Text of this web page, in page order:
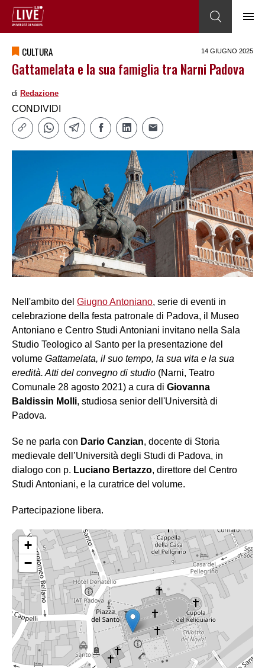
CULTURA 14 GIUGNO 2025
Gattamelata e la sua famiglia tra Narni Padova
di Redazione
CONDIVIDI
Nell'ambito del Giugno Antoniano, serie di eventi in
celebrazione della festa patronale di Padova, il Museo
Antoniano e Centro Studi Antoniani invitano nella Sala
Studio Teologico al Santo per la presentazione del
volume Gattamelata, il suo tempo, la sua vita e la sua
eredità. Atti del convegno di studio (Narni, Teatro
Comunale 28 agosto 2021) a cura di Giovanna
Baldissin Molli, studiosa senior dell'Università di
Padova.
Se ne parla con Dario Canzian, docente di Storia
medievale dell’Università degli Studi di Padova, in
dialogo con p. Luciano Bertazzo, direttore del Centro
Studi Antoniani, e la curatrice del volume.
Partecipazione libera.
+
−